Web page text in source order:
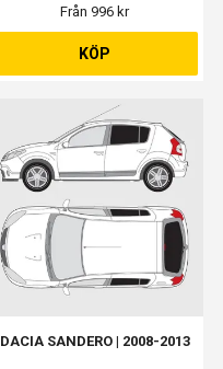
Från 996 kr
KÖP
DACIA SANDERO | 2008-2013